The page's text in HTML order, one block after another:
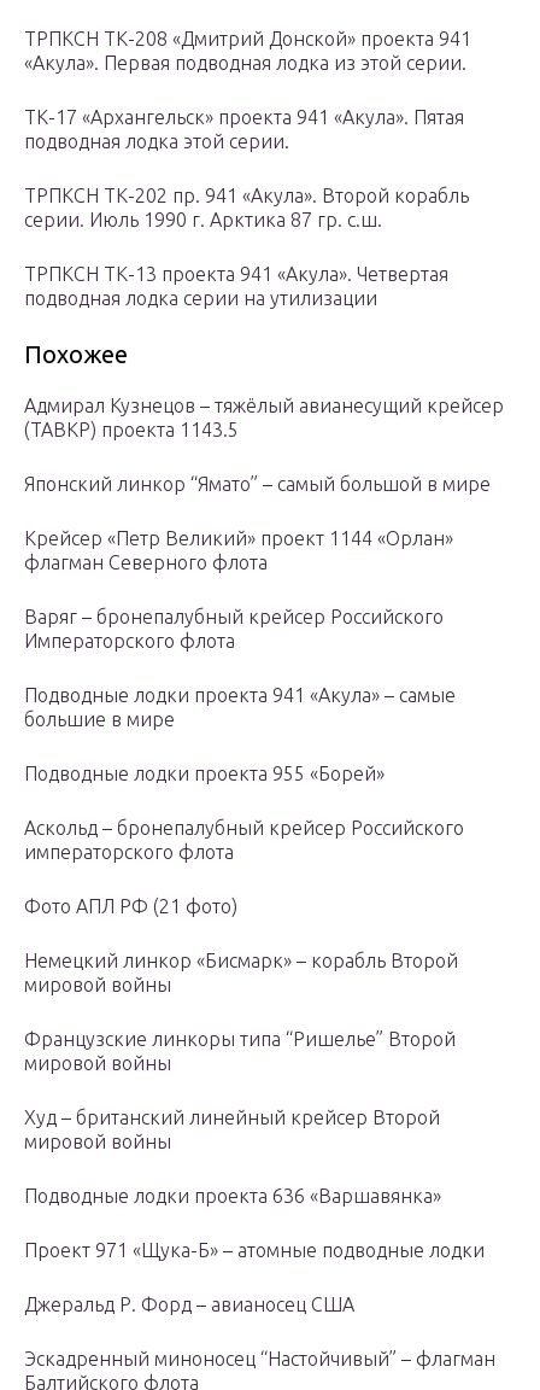
ТРПКСН ТК-208 «Дмитрий Донской» проекта 941
«Акула». Первая подводная лодка из этой серии.
ТК-17 «Архангельск» проекта 941 «Акула». Пятая
подводная лодка этой серии.
ТРПКСН ТК-202 пр. 941 «Акула». Второй корабль
серии. Июль 1990 г. Арктика 87 гр. с.ш.
ТРПКСН ТК-13 проекта 941 «Акула». Четвертая
подводная лодка серии на утилизации
Похожее
Адмирал Кузнецов – тяжёлый авианесущий крейсер
(ТАВКР) проекта 1143.5
Японский линкор “Ямато” – самый большой в мире
Крейсер «Петр Великий» проект 1144 «Орлан»
флагман Северного флота
Варяг – бронепалубный крейсер Российского
Императорского флота
Подводные лодки проекта 941 «Акула» – самые
большие в мире
Подводные лодки проекта 955 «Борей»
Аскольд – бронепалубный крейсер Российского
императорского флота
Фото АПЛ РФ (21 фото)
Немецкий линкор «Бисмарк» – корабль Второй
мировой войны
Французские линкоры типа “Ришелье” Второй
мировой войны
Худ – британский линейный крейсер Второй
мировой войны
Подводные лодки проекта 636 «Варшавянка»
Проект 971 «Щука-Б» – атомные подводные лодки
Джеральд Р. Форд – авианосец США
Эскадренный миноносец “Настойчивый” – флагман
Балтийского флота